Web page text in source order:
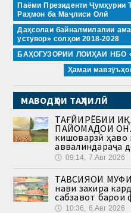
Паёми Президенти Ҷумҳурии
Раҳмон ба Маҷлиси Олӣ
Даҳсолаи байналмилалии
устувор» солҳои 2018-2028
БАҲОГУЗОРИИ ЛОИҲАИ НБО
Ҳамаи
МАВОДҲОИ ТАҲЛИЛӢ
ТАҒЙИРЁБИИ
ПАЙОМАДҲОИ ОН.
кишоварзӣ
аввалиндараҷа
🕔 09:14, 7.Авг 2026
ТАВСИЯҲОИ
нави захира
сабзавот барои
🕔 10:36, 6.Авг 2026